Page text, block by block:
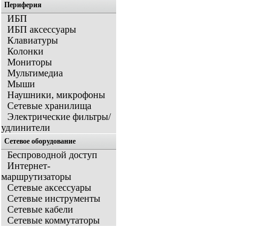
Периферия
ИБП
ИБП аксессуары
Клавиатуры
Колонки
Мониторы
Мультимедиа
Мыши
Наушники, микрофоны
Сетевые хранилища
Электрические фильтры/
удлинители
Сетевое оборудование
Беспроводной доступ
Интернет-
маршрутизаторы
Сетевые аксессуары
Сетевые инструменты
Сетевые кабели
Сетевые коммутаторы